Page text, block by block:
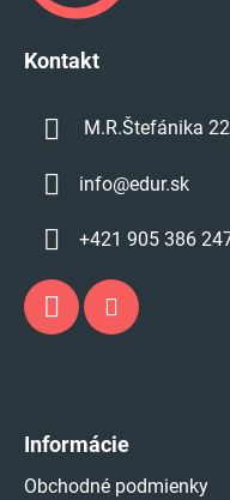
Kontakt
M.R.Štefánika
info@edur.sk
+421 905 386
Informácie
Obchodné podmienky